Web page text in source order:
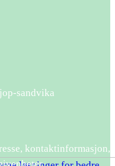
sandvika
kontaktinformasjon,